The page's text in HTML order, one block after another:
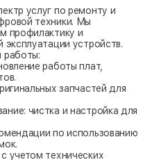
услуг по ремонту и
техники. Мы
профилактику и
эксплуатации устройств.
работы:
работы плат,
запчастей для
чистка и настройка для
по использованию
учетом технических